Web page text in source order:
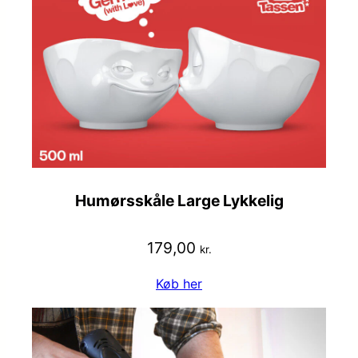
Humørsskåle Large Lykkelig
179,00 kr.
Køb her